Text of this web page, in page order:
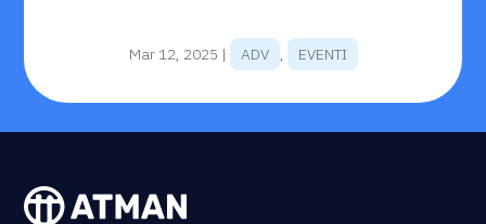
Mar 12, 2025 | ADV , EVENTI